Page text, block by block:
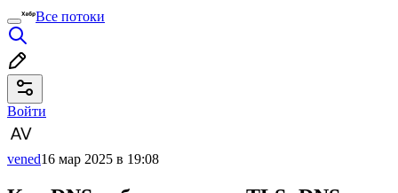
Все потоки
Войти
vened16 мар 2025 в 19:08